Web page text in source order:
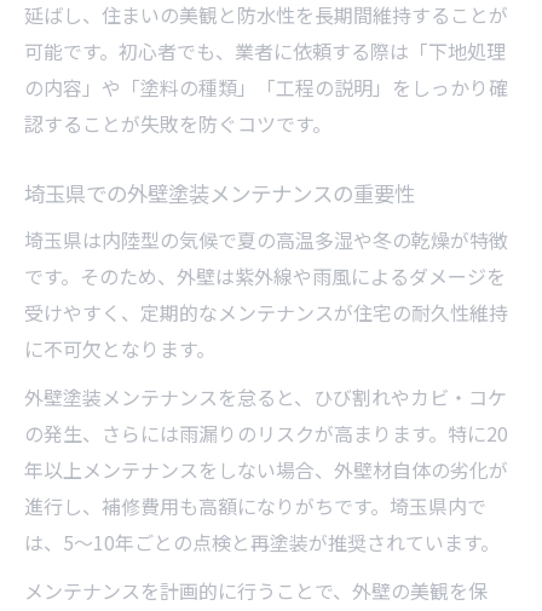
延ばし、住まいの美観と防水性を長期間維持することが
可能です。初心者でも、業者に依頼する際は「下地処理
の内容」や「塗料の種類」「工程の説明」をしっかり確
認することが失敗を防ぐコツです。
埼玉県での外壁塗装メンテナンスの重要性
埼玉県は内陸型の気候で夏の高温多湿や冬の乾燥が特徴
です。そのため、外壁は紫外線や雨風によるダメージを
受けやすく、定期的なメンテナンスが住宅の耐久性維持
に不可欠となります。
外壁塗装メンテナンスを怠ると、ひび割れやカビ・コケ
の発生、さらには雨漏りのリスクが高まります。特に20
年以上メンテナンスをしない場合、外壁材自体の劣化が
進行し、補修費用も高額になりがちです。埼玉県内で
は、5〜10年ごとの点検と再塗装が推奨されています。
メンテナンスを計画的に行うことで、外壁の美観を保